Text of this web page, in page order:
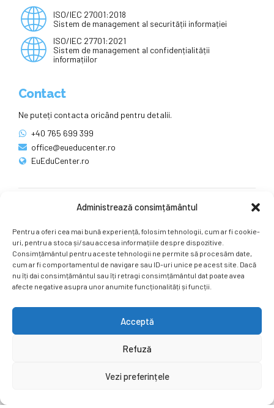
Administrează consimțământul
Pentru a oferi cea mai bună experiență, folosim tehnologii, cum ar fi cookie-
uri, pentru a stoca și/sau accesa informațiile despre dispozitive.
Consimțământul pentru aceste tehnologii ne permite să procesăm date,
cum ar fi comportamentul de navigare sau ID-uri unice pe acest site. Dacă
nu îți dai consimțământul sau îți retragi consimțământul dat poate avea
afecte negative asupra unor anumite funcționalități și funcții.
Acceptă
Refuză
Vezi preferințele
ISO/IEC 27001:2018
Sistem de management al securității informației
ISO/IEC 27701:2021
Sistem de management al confidențialității
informațiilor
Contact
Ne puteți contacta oricând pentru detalii.
+40 765 699 399
office@eueducenter.ro
EuEduCenter.ro
Ne puteți găsi și pe rețelele sociale.